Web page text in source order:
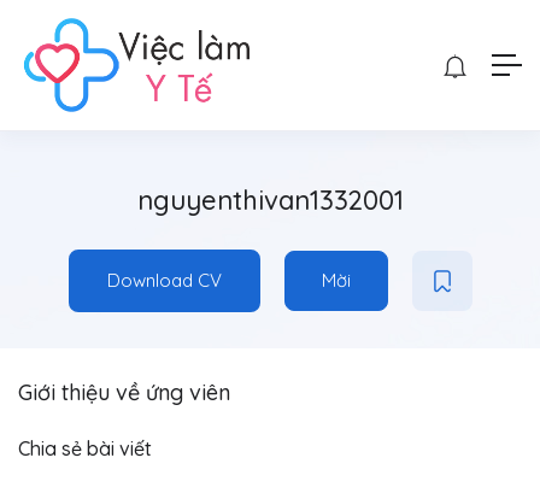
nguyenthivan1332001
Download CV Mời
Giới thiệu về ứng viên
Chia sẻ bài viết